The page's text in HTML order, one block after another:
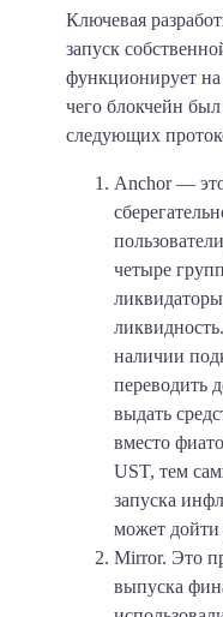
Ключевая
запуск
функционирует на
чего блокчейн был
следующих
Anchor —
четыре
наличии
переводить
выдать
вместо
UST, тем
запуска
может дойти
Mirror. Это
выпуска